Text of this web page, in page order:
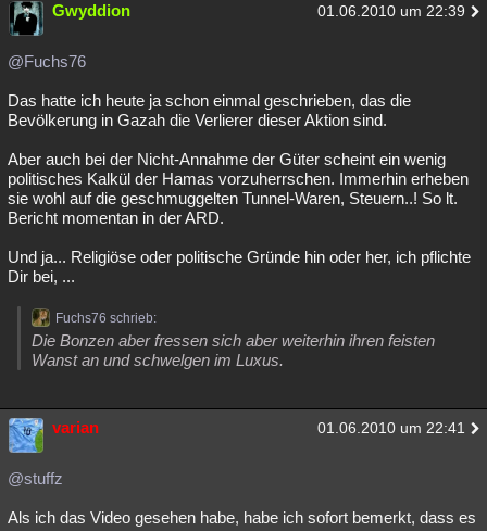
Gwyddion 01.06.2010 um 22:39
@Fuchs76
Das hatte ich heute ja schon einmal geschrieben, das die
Bevölkerung in Gazah die Verlierer dieser Aktion sind.
Aber auch bei der Nicht-Annahme der Güter scheint ein wenig
politisches Kalkül der Hamas vorzuherrschen. Immerhin erheben
sie wohl auf die geschmuggelten Tunnel-Waren, Steuern..! So lt.
Bericht momentan in der ARD.
Und ja... Religiöse oder politische Gründe hin oder her, ich pflichte
Dir bei, ...
Fuchs76 schrieb:
Die Bonzen aber fressen sich aber weiterhin ihren feisten
Wanst an und schwelgen im Luxus.
varian 01.06.2010 um 22:41
@stuffz
Als ich das Video gesehen habe, habe ich sofort bemerkt, dass es